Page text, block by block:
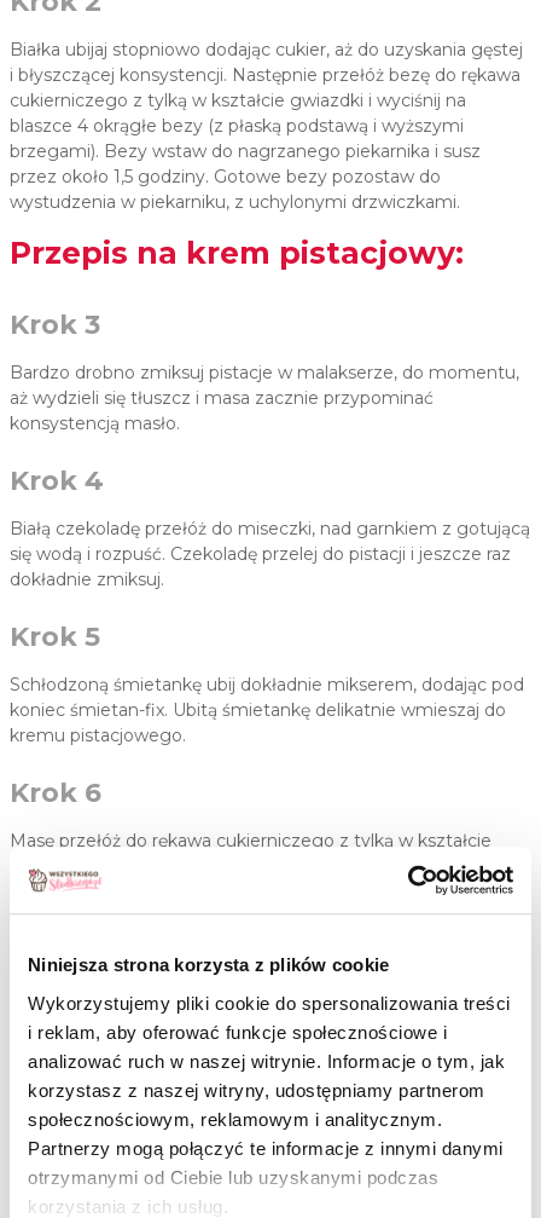
Niniejsza strona korzysta z plików cookie
Wykorzystujemy pliki cookie do spersonalizowania treści
i reklam, aby oferować funkcje społecznościowe i
analizować ruch w naszej witrynie. Informacje o tym, jak
korzystasz z naszej witryny, udostępniamy partnerom
społecznościowym, reklamowym i analitycznym.
Partnerzy mogą połączyć te informacje z innymi danymi
otrzymanymi od Ciebie lub uzyskanymi podczas
korzystania z ich usług.
Białka ubijaj stopniowo dodając cukier, aż do uzyskania gęstej
i błyszczącej konsystencji. Następnie przełóż bezę do rękawa
cukierniczego z tylką w kształcie gwiazdki i wyciśnij na
blaszce 4 okrągłe bezy (z płaską podstawą i wyższymi
brzegami). Bezy wstaw do nagrzanego piekarnika i susz
przez około 1,5 godziny. Gotowe bezy pozostaw do
wystudzenia w piekarniku, z uchylonymi drzwiczkami.
Przepis na krem pistacjowy:
Krok 3
Bardzo drobno zmiksuj pistacje w malakserze, do momentu,
aż wydzieli się tłuszcz i masa zacznie przypominać
konsystencją masło.
Krok 4
Białą czekoladę przełóż do miseczki, nad garnkiem z gotującą
się wodą i rozpuść. Czekoladę przelej do pistacji i jeszcze raz
dokładnie zmiksuj.
Krok 5
Schłodzoną śmietankę ubij dokładnie mikserem, dodając pod
koniec śmietan-fix. Ubitą śmietankę delikatnie wmieszaj do
kremu pistacjowego.
Krok 6
Masę przełóż do rękawa cukierniczego z tylką w kształcie
gwiazdki i wyciśnij porcję kremu na każde ciastko. Bezy ozdób
truskawkami, pistacjami i serduszkami.
Metalowa tylka marki Wilton pozwoli Ci
przygotować piękne dekoracje z kremu, a
także nada Twoim bezom oryginalny
kształt. Wystarczy umieścić ją w worku
cukierniczym i dać ponieść się fantazji
przy dekorowaniu!